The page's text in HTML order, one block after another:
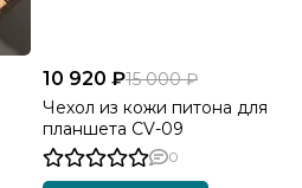
10 920 ₽15 000 ₽
Чехол из кожи питона для
планшета CV-09
0